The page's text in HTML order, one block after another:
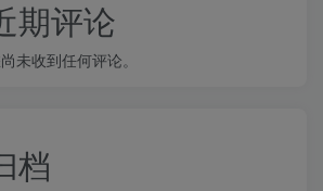
期评论
未收到任何评论。
档